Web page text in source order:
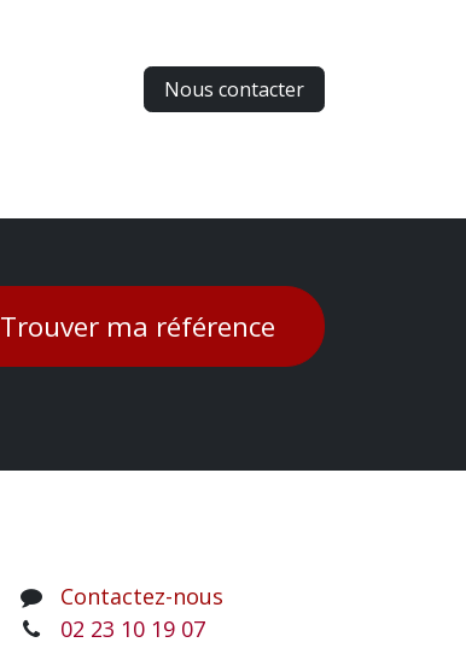
Nous contacter
Trouver ma référence
Contactez-nous
02 23 10 19 07